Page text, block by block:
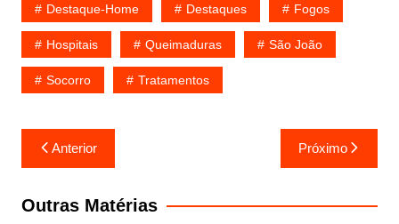
Destaque-Home Destaques Fogos
Hospitais Queimaduras São João
Socorro Tratamentos
Navegação
de
Post
Anterior Próximo
Outras Matérias